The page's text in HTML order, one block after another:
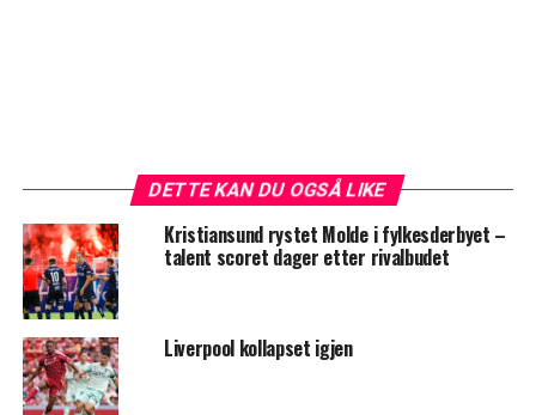
DETTE KAN DU OGSÅ LIKE
Kristiansund rystet Molde i fylkesderbyet –
talent scoret dager etter rivalbudet
Liverpool kollapset igjen